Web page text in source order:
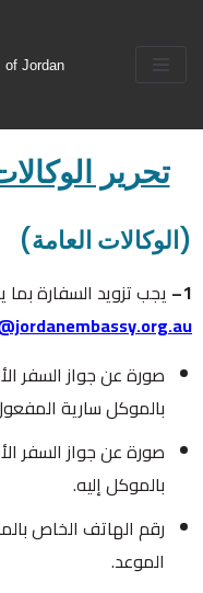
of Jordan
تحرير
(الوكالات العامة)
1– يجب تزويد السفارة بما
صورة عن جواز السفر
بالموكل سارية
صورة عن جواز السفر
بالموكل إليه.
رقم الهاتف الخاص
الموعد.